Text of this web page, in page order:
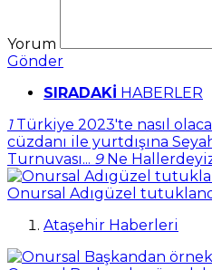
Yorum
Gönder
SIRADAKİ HABERLER
1 Türkiye 2023'te nasıl
cüzdanı ile yurtdışına
Turnuvası... 9 Ne
Onursal Adıgüzel
Ataşehir Haberleri